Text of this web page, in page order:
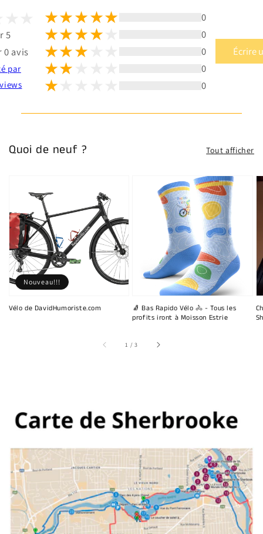
5
0 avis
par
0
0
0
0
0
Écrire
Quoi de neuf ? Tout afficher
Vélo de DavidHumoriste.com
Nouveau!!!
🧦 Bas Rapido Vélo 🚴 - Tous les
profits iront à Moisson Estrie
1 /sur
3